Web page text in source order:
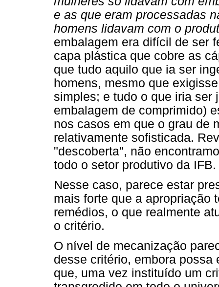
e as que eram processadas
homens lidavam com o
embalagem era difícil de ser
capa plástica que cobre as
que tudo aquilo que ia ser
homens, mesmo que
simples; e tudo o que iria ser
embalagem de comprimido)
nos casos em que o grau de
relativamente sofisticada.
"descoberta", não
todo o setor produtivo da IFB.
Nesse caso, parece estar
mais forte que a apropriação
remédios, o que realmente
o critério.
O nível de mecanização
desse critério, embora possa
que, uma vez instituído um